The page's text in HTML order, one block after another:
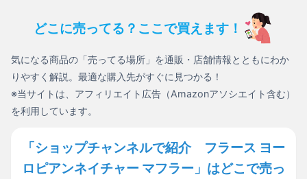
どこに売ってる？ここで買えます！
気になる商品の「売ってる場所」を通販・店舗情報とともにわか
りやすく解説。最適な購入先がすぐに見つかる！
※当サイトは、アフィリエイト広告（Amazonアソシエイト含む）
を利用しています。
「ショップチャンネルで紹介 フラース ヨー
ロピアンネイチャー マフラー」はどこで売っ